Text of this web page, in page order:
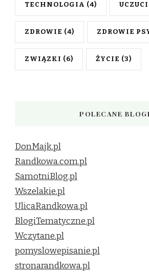
TECHNOLOGIA (4)
ZDROWIE (4) ZDROWIE
ZWIĄZKI (6) ŻYCIE (3)
POLECANE BLOGI
DonMajk.pl
Randkowa.com.pl
SamotniBlog.pl
Wszelakie.pl
UlicaRandkowa.pl
BlogiTematyczne.pl
Wczytane.pl
pomyslowepisanie.pl
stronarandkowa.pl